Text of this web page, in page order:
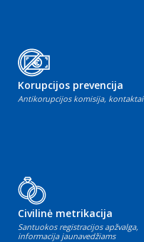
Korupcijos prevencija
Antikorupcijos komisija, kontaktai
Civilinė metrikacija
Santuokos registracijos apžvalga,
informacija jaunavedžiams